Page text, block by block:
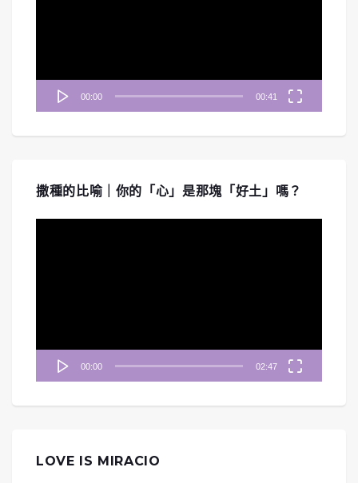
00:00 00:41
撒種的比喻｜你的「心」是那塊「好土」嗎？
00:00 02:47
LOVE IS MIRACIO